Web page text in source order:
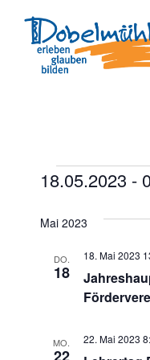
Inhalt
springen
18.05.2023 -
a
Mai 2023
DO.
18
18. Mai 2023
MO.
22
22. Mai 2023